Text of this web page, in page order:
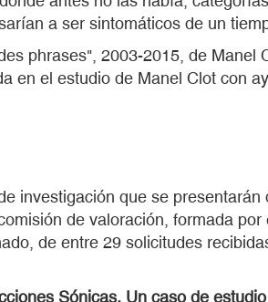
a ser sintomáticos de un
phrases", 2003-2015, de Manel
en el estudio de Manel Clot con
investigación que se presentarán
de valoración, formada por
de entre 29 solicitudes
Sónicas. Un caso de